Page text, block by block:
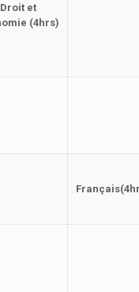
Droit et
(4hrs)